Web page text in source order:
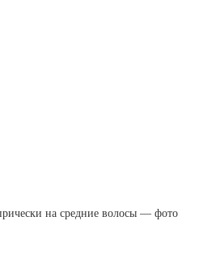
на средние волосы — фото